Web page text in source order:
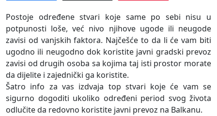
Postoje određene stvari koje same po sebi nisu u
potpunosti loše, već nivo njihove ugode ili neugode
zavisi od vanjskih faktora. Najčešće to da li će vam biti
ugodno ili neugodno dok koristite javni gradski prevoz
zavisi od drugih osoba sa kojima taj isti prostor morate
da dijelite i zajednički ga koristite.
Šatro info za vas izdvaja top stvari koje će vam se
sigurno dogoditi ukoliko određeni period svog života
odlučite da redovno koristite javni prevoz na Balkanu.